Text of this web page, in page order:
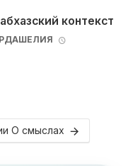
контекст
О смыслах